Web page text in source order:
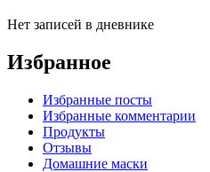
Нет записей в дневнике
Избранное
Избранные посты
Избранные комментарии
Продукты
Отзывы
Домашние маски